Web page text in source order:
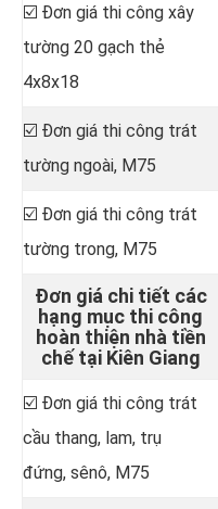
☑️ Đơn giá thi công xây
tường 20 gạch thẻ
4x8x18
☑️ Đơn giá thi công trát
tường ngoài, M75
☑️ Đơn giá thi công trát
tường trong, M75
Đơn giá chi tiết các
hạng mục thi công
hoàn thiện nhà tiền
chế tại Kiên Giang
☑️ Đơn giá thi công trát
cầu thang, lam, trụ
đứng, sênô, M75